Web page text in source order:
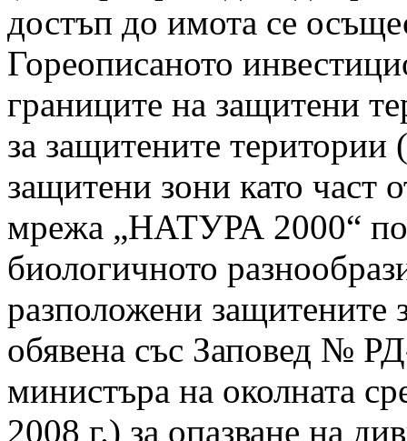
достъп до имота се
Гореописаното
границите на защитени
за защитените
защитени зони като част
мрежа „НАТУРА 2000“ по
биологичното
разположени
обявена със Заповед №
министъра на околната
2008 г.) за опазване на